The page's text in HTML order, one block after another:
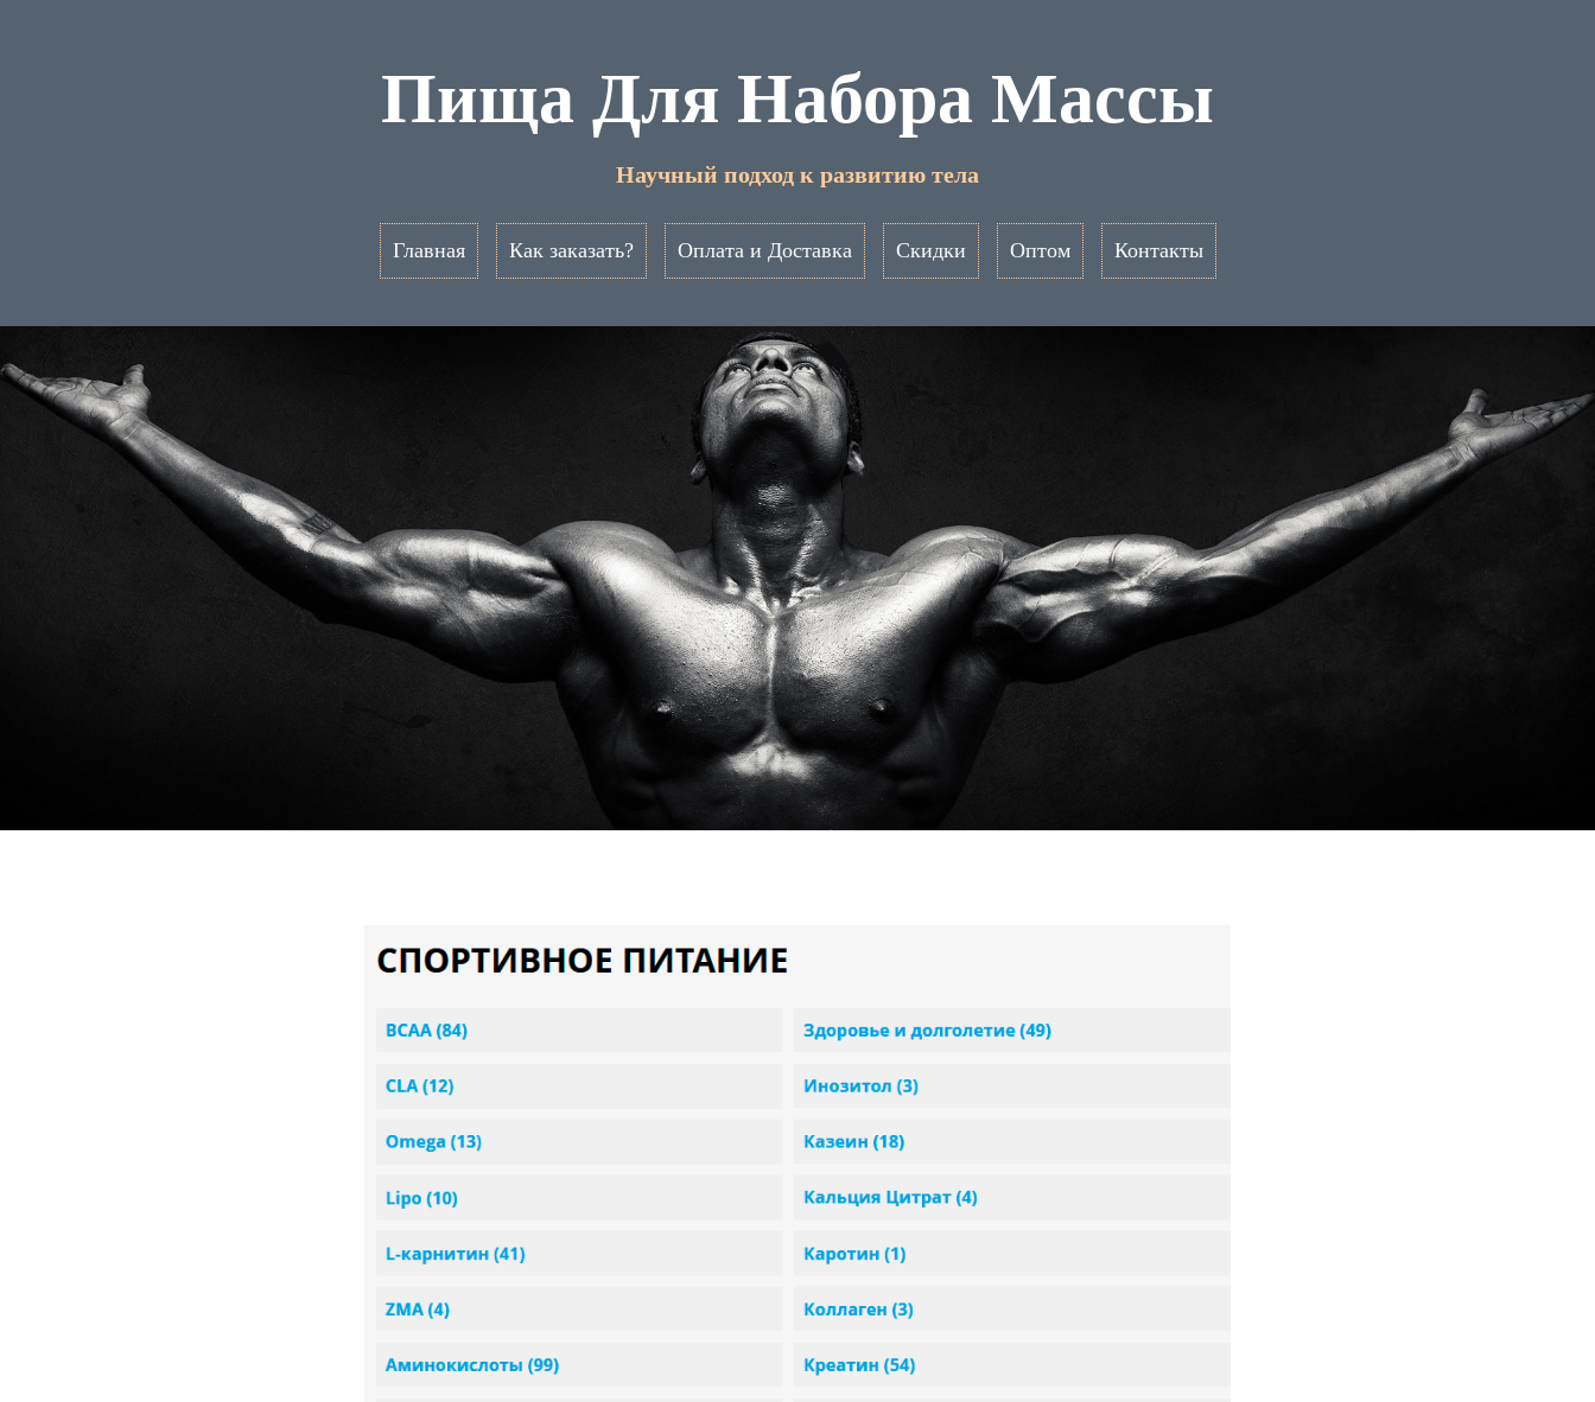
Пища Для Набора Массы
Научный подход к развитию тела
Главная Как заказать? Оплата и Доставка Скидки Оптом Контакты